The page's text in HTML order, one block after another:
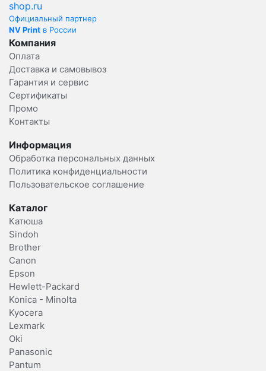
Официальный партнер
NV Print в России
Компания
Оплата
Доставка и самовывоз
Гарантия и сервис
Сертификаты
Промо
Контакты
Информация
Обработка персональных данных
Политика конфиденциальности
Пользовательское соглашение
Каталог
Катюша
Sindoh
Brother
Canon
Epson
Hewlett-Packard
Konica - Minolta
Kyocera
Lexmark
Oki
Panasonic
Pantum